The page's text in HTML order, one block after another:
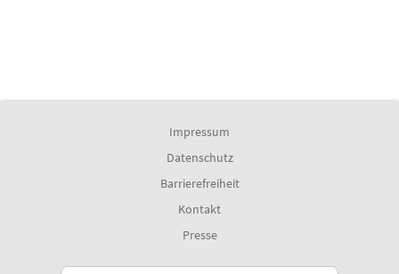
Impressum
Datenschutz
Barrierefreiheit
Kontakt
Presse